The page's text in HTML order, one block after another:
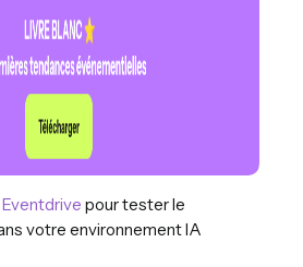
pour tester le
votre environnement IA